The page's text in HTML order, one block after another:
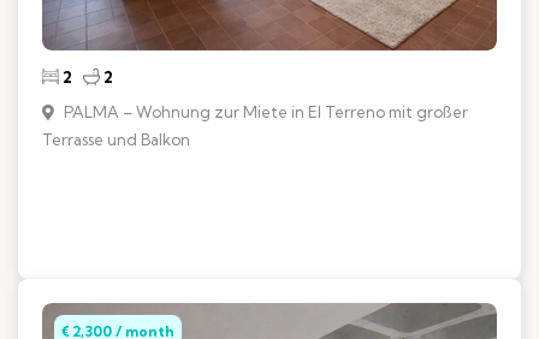
2 2
PALMA – Wohnung zur Miete in El Terreno mit großer
Terrasse und Balkon
€ 2,300 / month